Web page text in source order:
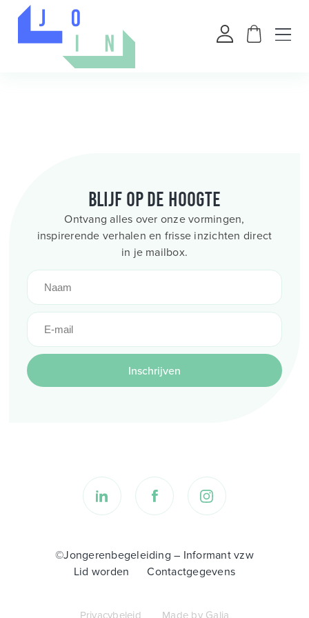
Blijf op de hoogte
Ontvang alles over onze vormingen,
inspirerende verhalen en frisse inzichten direct
in je mailbox.
Inschrijven
©Jongerenbegeleiding – Informant vzw
Lid worden
Contactgegevens
Privacybeleid Made by Galia